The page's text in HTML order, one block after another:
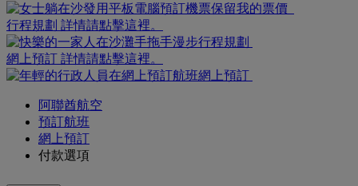
保留我的票價
行程規劃 詳情請點擊這裡。
行程規劃
網上預訂 詳情請點擊這裡。
網上預訂
阿聯酋航空
預訂航班
網上預訂
付款選項